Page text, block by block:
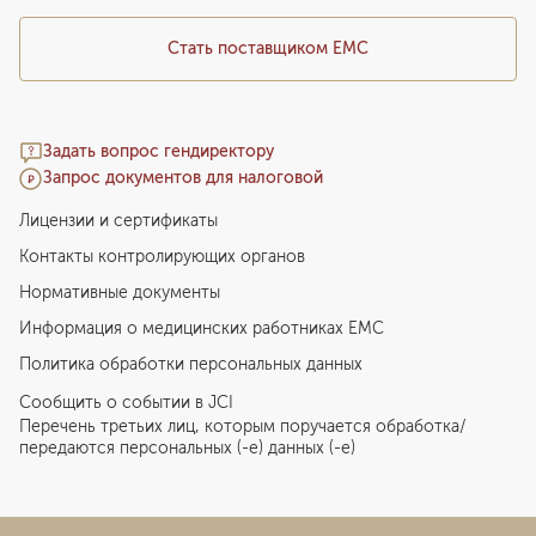
Стать поставщиком ЕМС
Задать вопрос гендиректору
Запрос документов для налоговой
Лицензии и сертификаты
Контакты контролирующих органов
Нормативные документы
Информация о медицинских работниках EMC
Политика обработки персональных данных
Сообщить о событии в JCI
Перечень третьих лиц, которым поручается обработка/
передаются персональных (-е) данных (-е)